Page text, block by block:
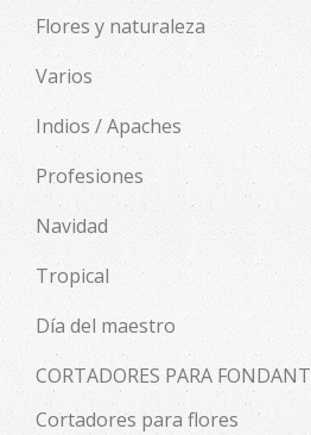
Flores y naturaleza
Varios
Indios / Apaches
Profesiones
Navidad
Tropical
Día del maestro
CORTADORES PARA FONDANT
Cortadores para flores